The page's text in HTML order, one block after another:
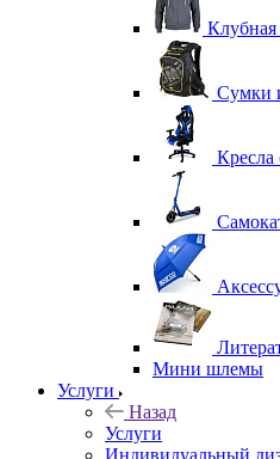
Клубная
Сумки
Мини шлемы
Услуги
Назад
Услуги
Индивидуальный